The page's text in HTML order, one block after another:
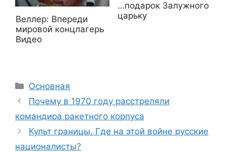
Веллер: Впереди
мировой концлагерь
Видео
…подарок Залужного
царьку
Рубрики
Основная
Почему в 1970 году расстреляли
командира ракетного корпуса
Культ границы. Где на этой войне русские
националисты?